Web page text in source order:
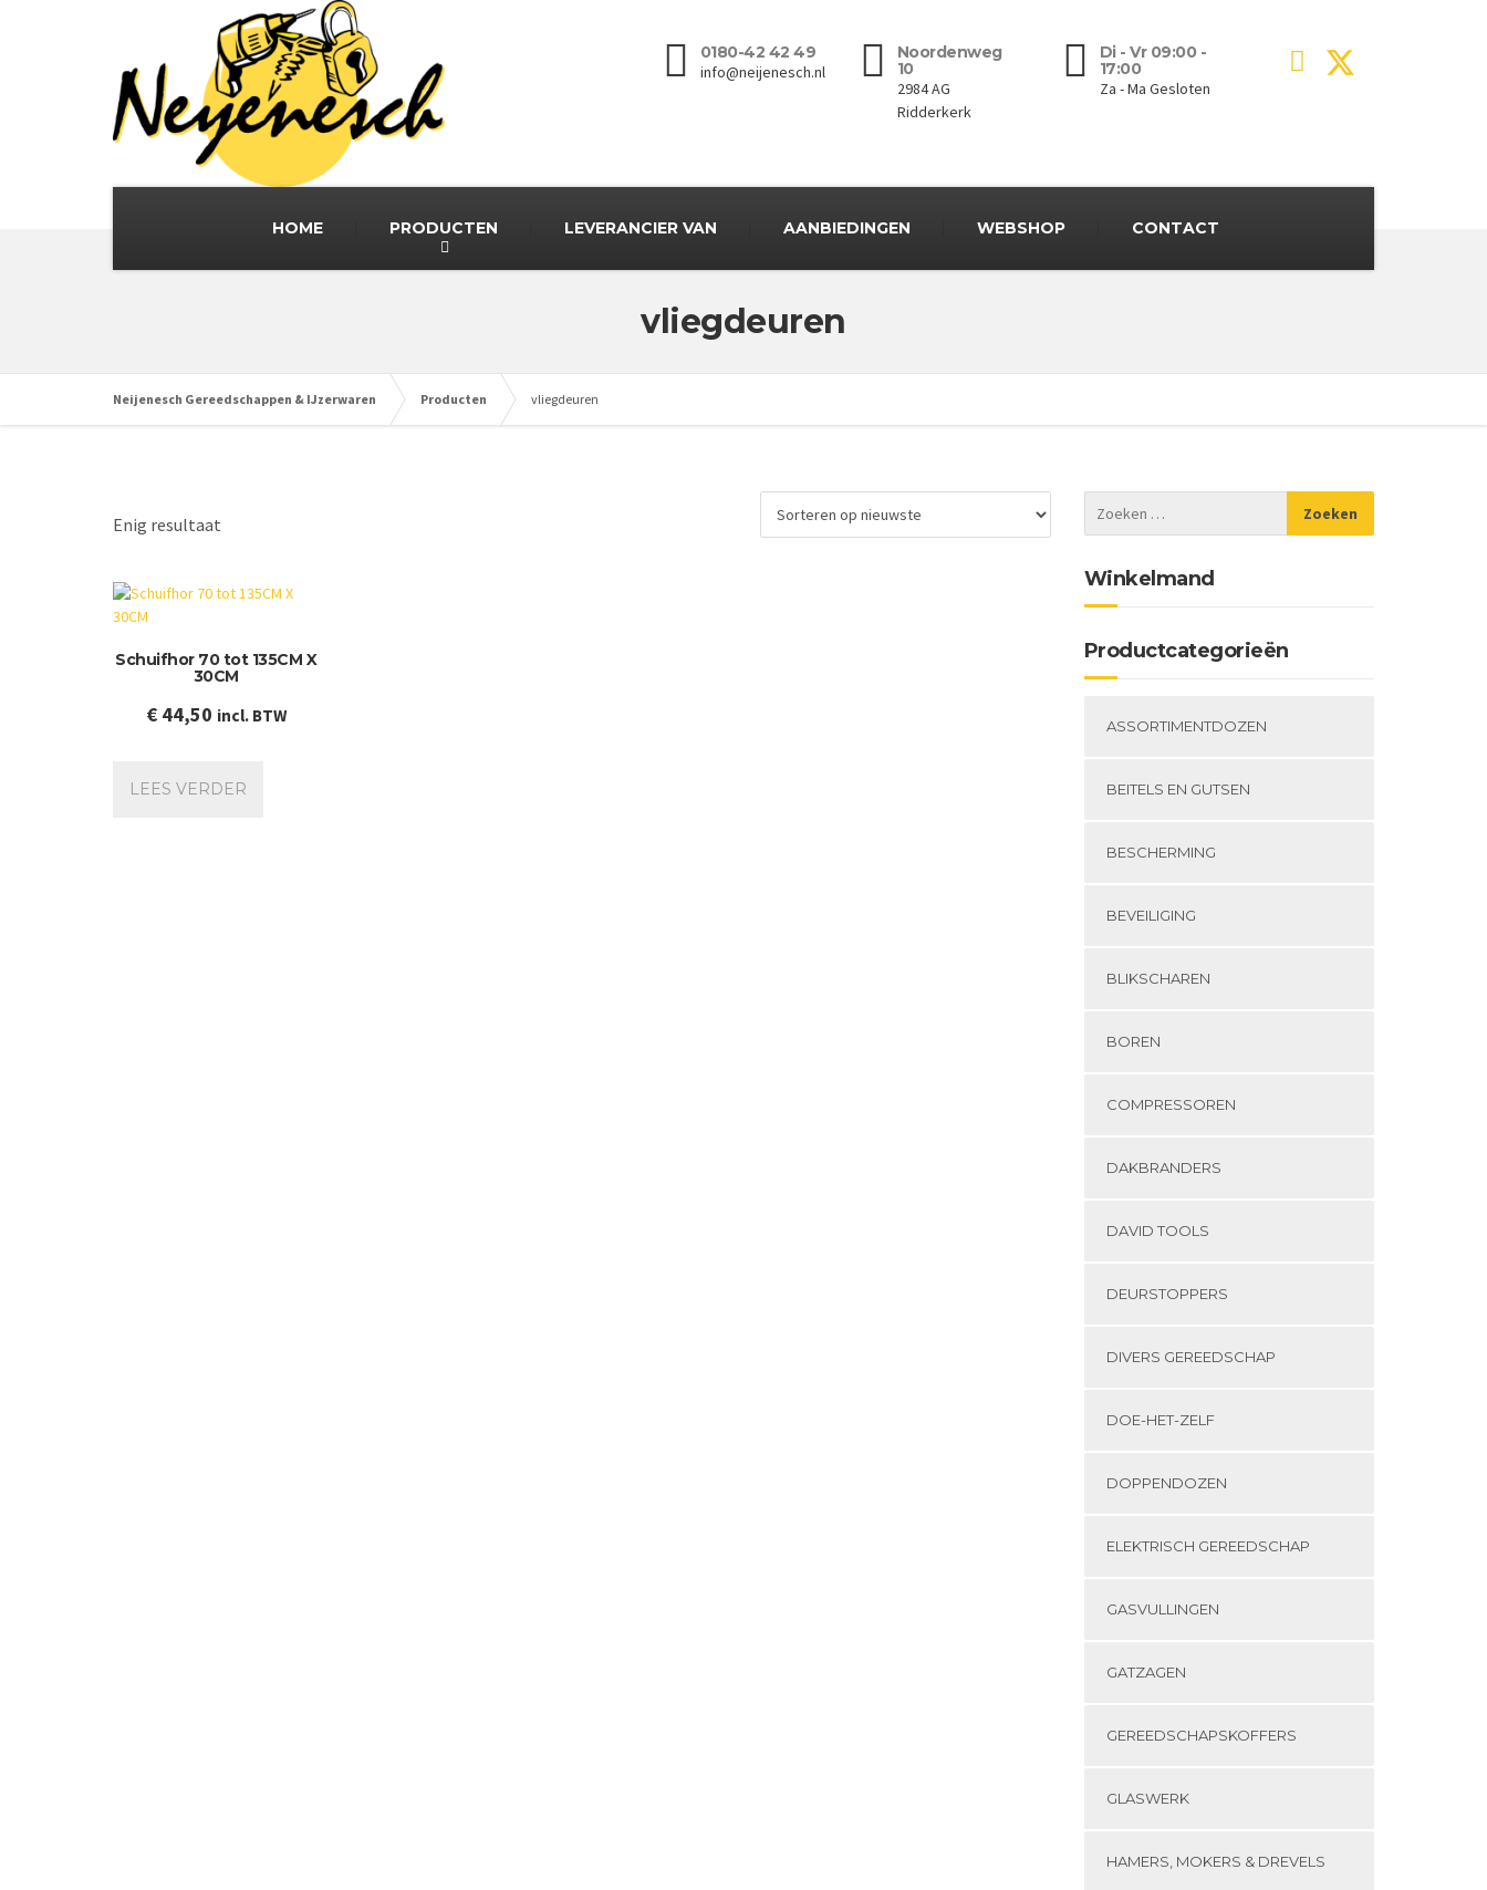
0180-42 42 49
info@neijenesch.nl
Noordenweg
10
2984 AG
Ridderkerk
Di - Vr 09:00 -
17:00
Za - Ma Gesloten
HOME PRODUCTEN LEVERANCIER VAN AANBIEDINGEN WEBSHOP CONTACT
vliegdeuren
Neijenesch Gereedschappen & IJzerwaren Producten vliegdeuren
Enig resultaat
Schuifhor 70 tot 135CM X
30CM
€44,50 incl. BTW
LEES VERDER
Winkelmand
Productcategorieën
ASSORTIMENTDOZEN
BEITELS EN GUTSEN
BESCHERMING
BEVEILIGING
BLIKSCHAREN
BOREN
COMPRESSOREN
DAKBRANDERS
DAVID TOOLS
DEURSTOPPERS
DIVERS GEREEDSCHAP
DOE-HET-ZELF
DOPPENDOZEN
ELEKTRISCH GEREEDSCHAP
GASVULLINGEN
GATZAGEN
GEREEDSCHAPSKOFFERS
GLASWERK
HAMERS, MOKERS & DREVELS